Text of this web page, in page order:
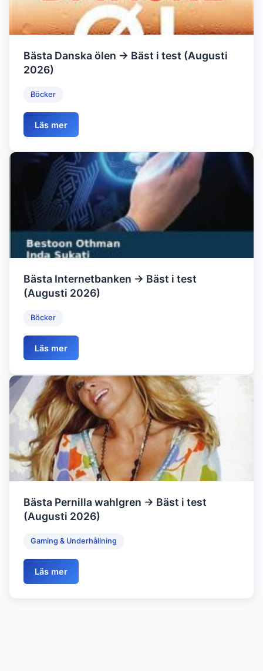
Bästa Danska ölen → Bäst i test (Augusti
2026)
Böcker
Läs mer
Bästa Internetbanken → Bäst i test
(Augusti 2026)
Böcker
Läs mer
Bästa Pernilla wahlgren → Bäst i test
(Augusti 2026)
Gaming & Underhållning
Läs mer